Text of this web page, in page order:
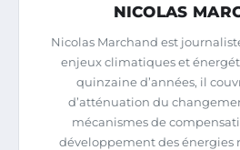
NICOLAS
Nicolas Marchand est
enjeux climatiques et
quinzaine d’années, il
d’atténuation du
mécanismes de
développement des énergies